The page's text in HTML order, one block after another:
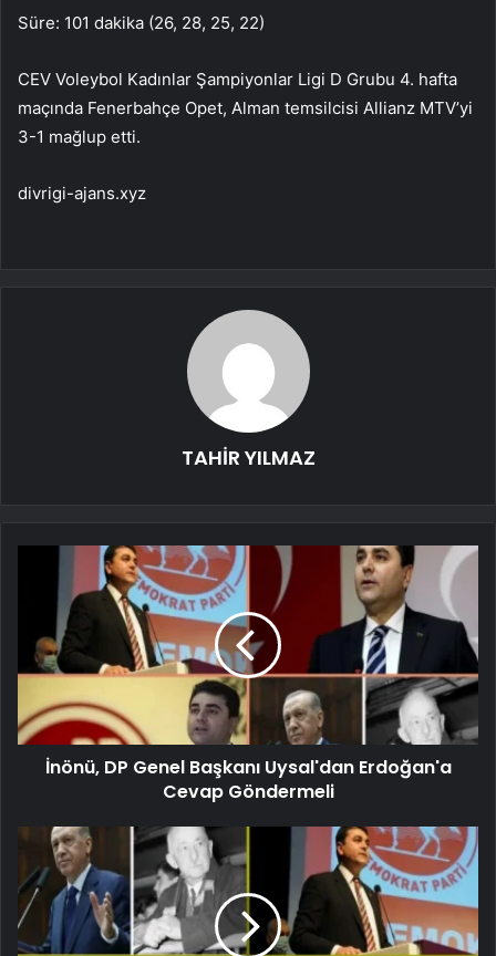
Süre: 101 dakika (26, 28, 25, 22)
CEV Voleybol Kadınlar Şampiyonlar Ligi D Grubu 4. hafta
maçında Fenerbahçe Opet, Alman temsilcisi Allianz MTV’yi
3-1 mağlup etti.
divrigi-ajans.xyz
TAHİR YILMAZ
İnönü, DP Genel Başkanı Uysal'dan Erdoğan'a
Cevap Göndermeli